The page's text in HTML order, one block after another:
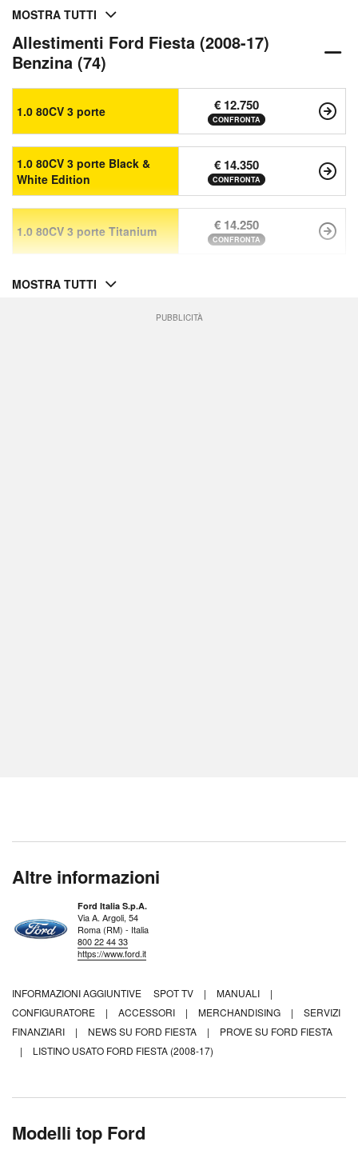
MOSTRA TUTTI
Allestimenti Ford Fiesta (2008-17)
Benzina (74)
1.0 80CV 3 porte € 12.750
CONFRONTA
1.0 80CV 3 porte Black &
White Edition
€ 14.350
CONFRONTA
1.0 80CV 3 porte Titanium € 14.250
CONFRONTA
MOSTRA TUTTI
PUBBLICITÀ
Altre informazioni
Ford Italia S.p.A.
Via A. Argoli, 54
Roma (RM) - Italia
800 22 44 33
https://www.ford.it
INFORMAZIONI AGGIUNTIVE SPOT TV | MANUALI
|
CONFIGURATORE
| ACCESSORI | MERCHANDISING |
SERVIZI
FINANZIARI
| NEWS SU FORD FIESTA |
PROVE SU FORD FIESTA
|
LISTINO USATO FORD FIESTA (2008-17)
Modelli top Ford